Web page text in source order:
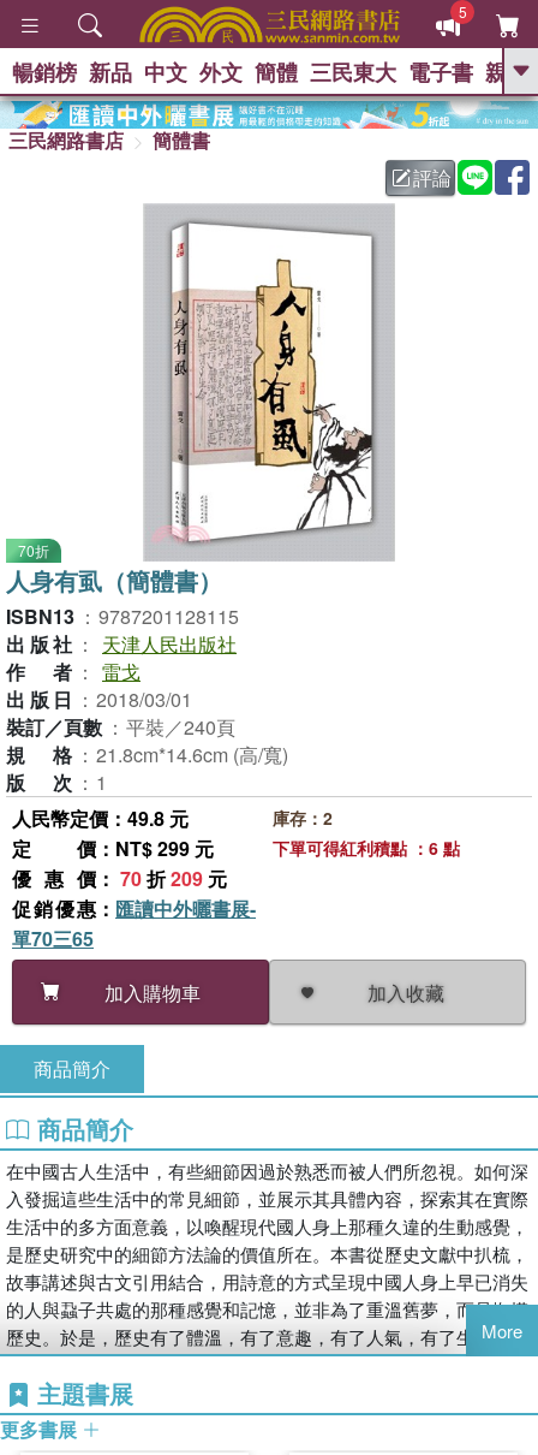
5
GO
暢銷榜 新品 中文 外文 簡體 三民東大 電子書 親子
三民網路書店
簡體書
評論
70折
人身有虱（簡體書）
ISBN13 ： 9787201128115
出版社 ：
天津人民出版社
作者 ： 雷戈
出版日 ： 2018/03/01
裝訂／頁數 ： 平裝／240頁
規格 ： 21.8cm*14.6cm (高/寬)
版次 ： 1
人民幣定價：49.8 元
定價 ：NT$ 299 元
優惠價 ： 70折209 元
促銷優惠 ： 匯讀中外曬書展-
單70三65
加入購物車
加入收藏
庫存：2
下單可得紅利積點 ：6 點
商品簡介
商品簡介
在中國古人生活中，有些細節因過於熟悉而被人們所忽視。如何深
入發掘這些生活中的常見細節，並展示其具體內容，探索其在實際
生活中的多方面意義，以喚醒現代國人身上那種久違的生動感覺，
是歷史研究中的細節方法論的價值所在。本書從歷史文獻中扒梳，
故事講述與古文引用結合，用詩意的方式呈現中國人身上早已消失
的人與蝨子共處的那種感覺和記憶，並非為了重溫舊夢，而是撫摸
歷史。於是，歷史有了體溫，有了意趣，有了人氣，有了生命。
More
主題書展
更多書展